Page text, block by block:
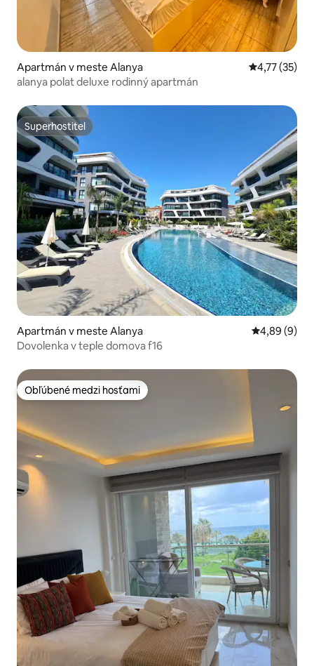
Apartmán v meste Alanya Priemerné
4,77 (35)
alanya polat deluxe rodinný apartmán
Superhostiteľ
Superhostiteľ
Apartmán v meste Alanya Priemerné
4,89 (9)
Dovolenka v teple domova f16
Obľúbené medzi hosťami
Obľúbené medzi hosťami